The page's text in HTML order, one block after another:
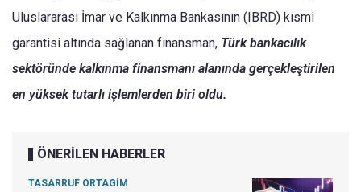
Uluslararası İmar ve Kalkınma Bankasının (IBRD) kısmi
garantisi altında sağlanan finansman, Türk bankacılık
sektöründe kalkınma finansmanı alanında gerçekleştirilen
en yüksek tutarlı işlemlerden biri oldu.
ÖNERİLEN HABERLER
TASARRUF ORTAGİM